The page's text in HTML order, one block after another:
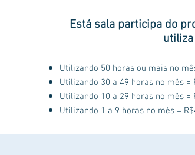
Está sala participa do
Utilizando 50 horas ou mais no
Utilizando 30 a 49 horas no mês =
Utilizando 10 a 29 horas no mês =
Utilizando 1 a 9 horas no mês =